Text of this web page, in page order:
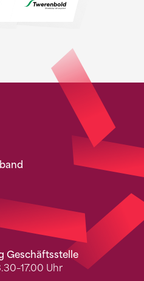
Geschäftsstelle
Uhr